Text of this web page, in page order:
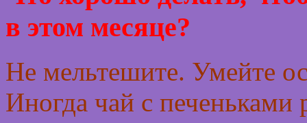
в этом месяце?
Не мельтешите. Умейте
Иногда чай с